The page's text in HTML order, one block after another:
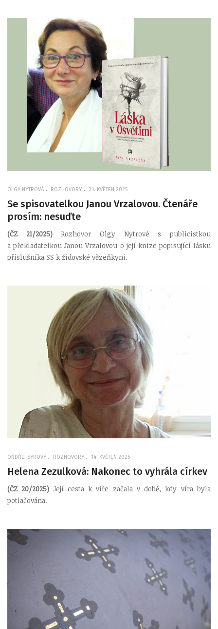
OLGA NYTROVÁ ROZHOVORY 21. KVĚTEN 2025
Se spisovatelkou Janou Vrzalovou. Čtenáře
prosím: nesuďte
(ČZ 21/2025)Rozhovor Olgy Nytrové s publicistkou
a překladatelkou Janou Vrzalovou o její knize popisující lásku
příslušníka SS k židovské vězeňkyni.
ONDŘEJ SYROVÝ ROZHOVORY 14. KVĚTEN 2025
Helena Zezulková: Nakonec to vyhrála církev
(ČZ 20/2025) Její cesta k víře začala v době, kdy víra byla
potlačována.